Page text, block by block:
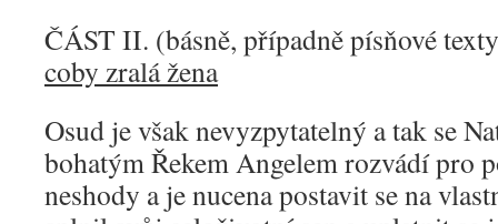
ČÁST II. (básně, případně písňové
coby zralá žena
Osud je však nevyzpytatelný a tak se
bohatým Řekem Angelem rozvádí pro
neshody a je nucena postavit se na